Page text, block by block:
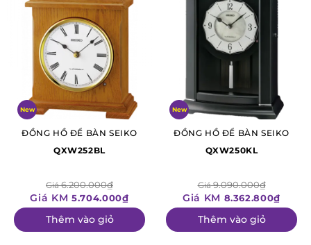
New
ĐỒNG HỒ ĐỂ BÀN SEIKO
QXW252BL
Giá6.200.000₫
Giá KM 5.704.000₫
Thêm vào giỏ
New
ĐỒNG HỒ ĐỂ BÀN SEIKO
QXW250KL
Giá9.090.000₫
Giá KM 8.362.800₫
Thêm vào giỏ